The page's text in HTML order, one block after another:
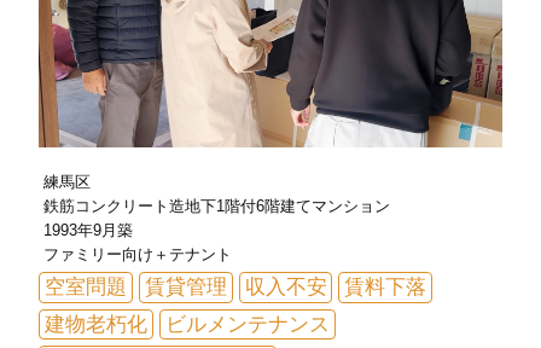
練馬区
鉄筋コンクリート造地下1階付6階建てマンション
1993年9月築
ファミリー向け＋テナント
空室問題 賃貸管理 収入不安
賃料下落
建物老朽化
ビルメンテナンス